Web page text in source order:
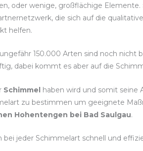
oder wenige, großflächige Elemente.
die sich auf die
helfen.
150.000 Arten sind noch nicht
dabei kommt es aber auf die
Schimmel haben wird und somit seine
zu bestimmen um geeignete
Hohentengen bei Bad Saulgau.
jeder Schimmelart schnell und